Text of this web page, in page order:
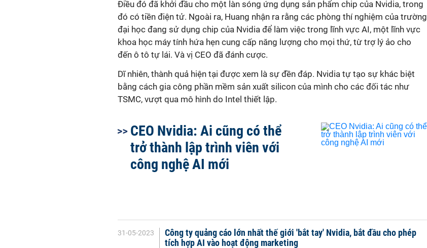
Điều đó đã khởi đầu cho một làn sóng ứng dụng sản phẩm chip của Nvidia, trong
đó có tiền điện tử. Ngoài ra, Huang nhận ra rằng các phòng thí nghiệm của trường
đại học đang sử dụng chip của Nvidia để làm việc trong lĩnh vực AI, một lĩnh vực
khoa học máy tính hứa hẹn cung cấp năng lượng cho mọi thứ, từ trợ lý ảo cho
đến ô tô tự lái. Và vị CEO đã đánh cược.
Dĩ nhiên, thành quả hiện tại được xem là sự đền đáp. Nvidia tự tạo sự khác biệt
bằng cách gia công phần mềm sản xuất silicon của mình cho các đối tác như
TSMC, vượt qua mô hình do Intel thiết lập.
CEO Nvidia: Ai cũng có thể
trở thành lập trình viên với
công nghệ AI mới
31-05-2023
Công ty quảng cáo lớn nhất thế giới 'bắt tay' Nvidia, bắt đầu cho phép
tích hợp AI vào hoạt động marketing